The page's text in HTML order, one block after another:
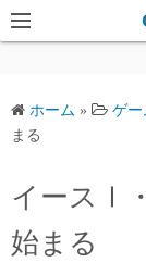
コ
ン
ッ
ホーム » ゲー
まる
イースⅠ
始まる